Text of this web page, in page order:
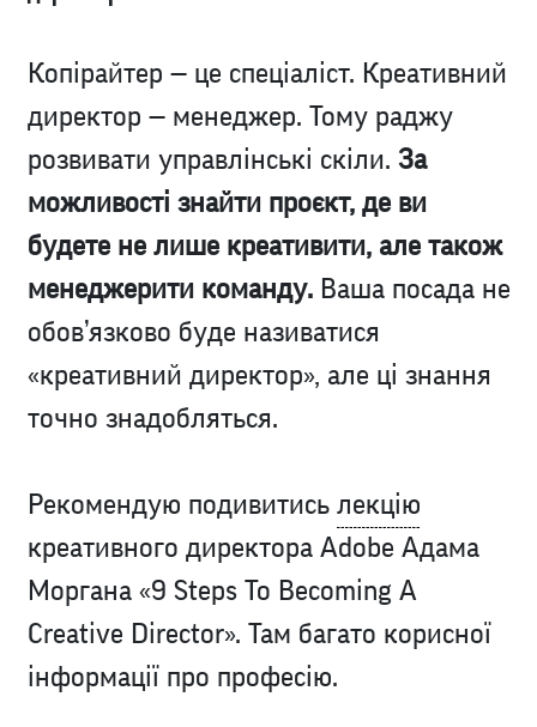
Копірайтер — це спеціаліст. Креативний
директор — менеджер. Тому раджу
розвивати управлінські скіли. За
можливості знайти проєкт, де ви
будете не лише креативити, але також
менеджерити команду. Ваша посада не
обов’язково буде називатися
«креативний директор», але ці знання
точно знадобляться.
Рекомендую подивитись лекцію
креативного директора Adobe Адама
Моргана «9 Steps To Becoming A
Creative Director». Там багато корисної
інформації про професію.